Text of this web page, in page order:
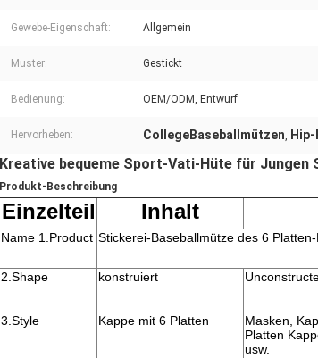
Gewebe-Eigenschaft: Allgemein
Muster: Gestickt
Bedienung: OEM/ODM, Entwurf
Hervorheben: CollegeBaseballmützen,
Kreative bequeme Sport-Vati-Hüte für Jungen
Produkt-Beschreibung
Einzelteil Inhalt
Name 1.Product Stickerei-Baseballmütze des 6
2.Shape konstruiert
3.Style Kappe mit 6 Platten
Masken,
Platten
usw.